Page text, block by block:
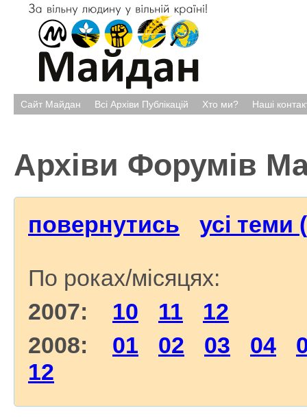
Сайт Майдан Всі Архіви Публікацій Хто ми? Наші
Архіви Форумів
повернутись усі теми
По роках/місяцях:
2007: 10 11
12
2008: 01 02 03 04
12